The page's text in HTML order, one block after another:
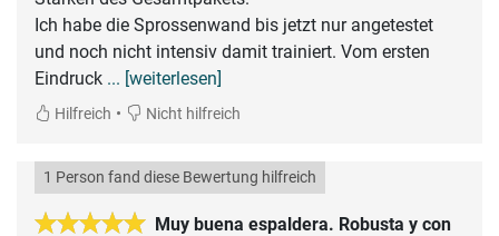
Ich habe die Sprossenwand bis jetzt nur angetestet
und noch nicht intensiv damit trainiert. Vom ersten
Eindruck ... [weiterlesen]
Hilfreich • Nicht hilfreich
Muy buena espaldera. Robusta y con
1 Person fand diese Bewertung hilfreich